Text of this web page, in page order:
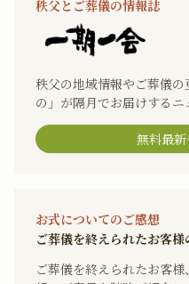
秩父とご葬儀の情報誌
秩父の地域情報やご葬儀
の」が隔月でお届けするニ
無料最
お式についてのご感想
ご葬儀を終えられたお客様
ご葬儀を終えられたお客